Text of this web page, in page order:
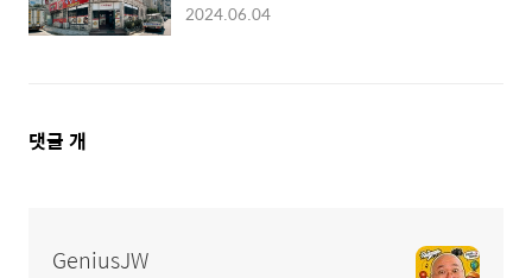
2024.06.04
댓
댓글 개
GeniusJW